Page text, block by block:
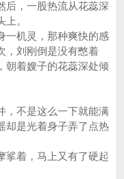
，一股热流从花蕊深
。
机灵，那种爽快的感
刘刚倒是没有憋着
朝着嫂子的花蕊深处倾
不是这么一下就能满
却是光着身子弄了点热
着，马上又有了硬起